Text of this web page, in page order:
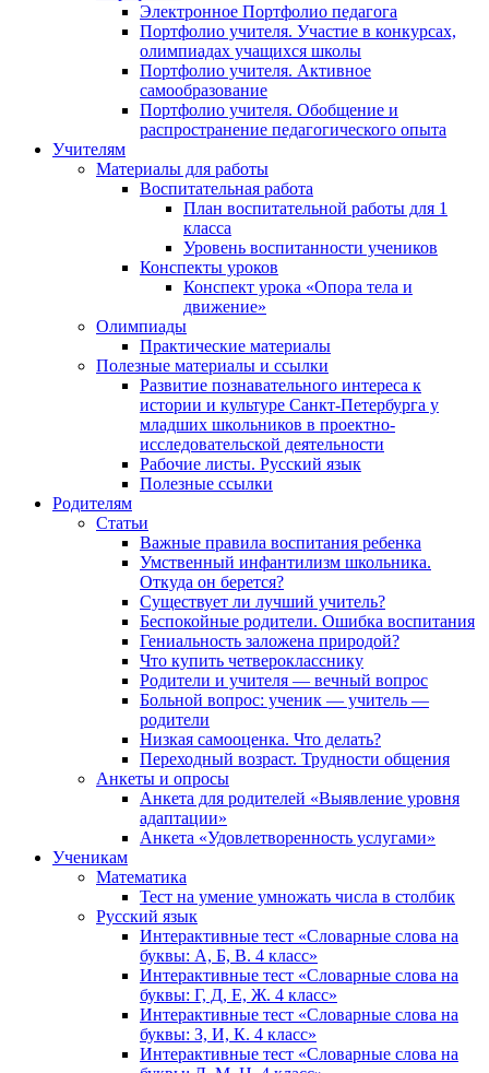
Электронное Портфолио педагога
Портфолио учителя. Участие в конкурсах,
олимпиадах учащихся школы
Портфолио учителя. Активное
самообразование
Портфолио учителя. Обобщение и
распространение педагогического опыта
Учителям
Материалы для работы
Воспитательная работа
План воспитательной работы для 1
класса
Уровень воспитанности учеников
Конспекты уроков
Конспект урока «Опора тела и
движение»
Олимпиады
Практические материалы
Полезные материалы и ссылки
Развитие познавательного интереса к
истории и культуре Санкт-Петербурга у
младших школьников в проектно-
исследовательской деятельности
Рабочие листы. Русский язык
Полезные ссылки
Родителям
Статьи
Важные правила воспитания ребенка
Умственный инфантилизм школьника.
Откуда он берется?
Существует ли лучший учитель?
Беспокойные родители. Ошибка воспитания
Гениальность заложена природой?
Что купить четверокласснику
Родители и учителя — вечный вопрос
Больной вопрос: ученик — учитель —
родители
Низкая самооценка. Что делать?
Переходный возраст. Трудности общения
Анкеты и опросы
Анкета для родителей «Выявление уровня
адаптации»
Анкета «Удовлетворенность услугами»
Ученикам
Математика
Тест на умение умножать числа в столбик
Русский язык
Интерактивные тест «Словарные слова на
буквы: А, Б, В. 4 класс»
Интерактивные тест «Словарные слова на
буквы: Г, Д, Е, Ж. 4 класс»
Интерактивные тест «Словарные слова на
буквы: З, И, К. 4 класс»
Интерактивные тест «Словарные слова на